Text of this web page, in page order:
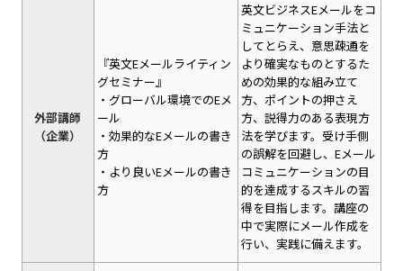
外部講師
（企業）
『英文Eメールライティン
グセミナー』
・グローバル環境でのEメ
ール
・効果的なEメールの書き
方
・より良いEメールの書き
方
英文ビジネスEメールをコ
ミュニケーション手法と
してとらえ、意思疎通を
より確実なものとするた
めの効果的な組み立て
方、ポイントの押さえ
方、説得力のある表現方
法を学びます。受け手側
の誤解を回避し、Eメール
コミュニケーションの目
的を達成するスキルの習
得を目指します。講座の
中で実際にメール作成を
行い、実践に備えます。